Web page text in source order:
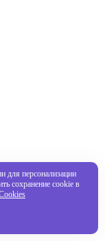
для персонализации
сохранение cookie в